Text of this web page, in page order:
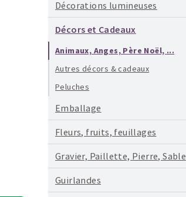
Décorations lumineuses
Décors et Cadeaux
Animaux, Anges, Père Noël, ...
Autres décors & cadeaux
Peluches
Emballage
Fleurs, fruits, feuillages
Gravier, Paillette, Pierre, Sable
Guirlandes